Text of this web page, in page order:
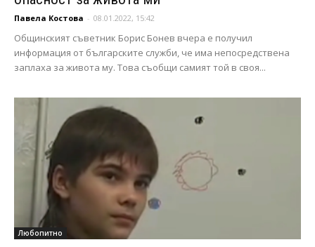
Павела Костова - 08.01.2022, 15:42
Общинският съветник Борис Бонев вчера е получил
информация от българските служби, че има непосредствена
заплаха за живота му. Това съобщи самият той в своя...
Любопитно